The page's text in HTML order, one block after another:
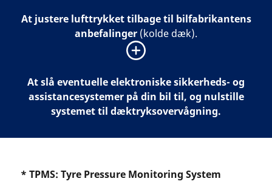
At justere lufttrykket tilbage til bilfabrikantens
anbefalinger (kolde dæk).
At slå eventuelle elektroniske sikkerheds- og
assistancesystemer på din bil til, og nulstille
systemet til dæktryksovervågning.
* TPMS: Tyre Pressure Monitoring System